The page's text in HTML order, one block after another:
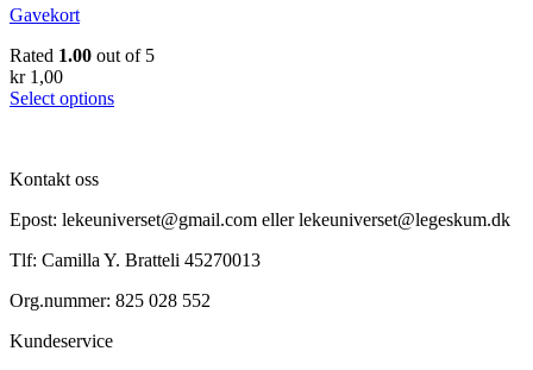
Gavekort
Rated 1.00 out of 5
kr1,00
Select options
Kontakt oss
Epost: lekeuniverset@gmail.com eller lekeuniverset@legeskum.dk
Tlf: Camilla Y. Bratteli 45270013
Org.nummer: 825 028 552
Kundeservice